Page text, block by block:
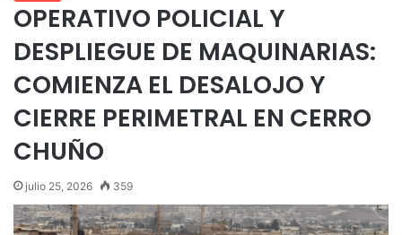
OPERATIVO POLICIAL Y
DESPLIEGUE DE MAQUINARIAS:
COMIENZA EL DESALOJO Y
CIERRE PERIMETRAL EN CERRO
CHUÑO
julio 25, 2026 359